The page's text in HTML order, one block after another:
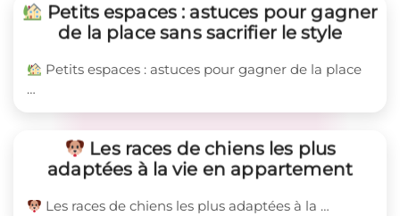
Petits espaces : astuces pour gagner
de la place sans sacrifier le style
Petits espaces : astuces pour gagner de la place
…
Les races de chiens les plus
adaptées à la vie en appartement
Les races de chiens les plus adaptées à la …